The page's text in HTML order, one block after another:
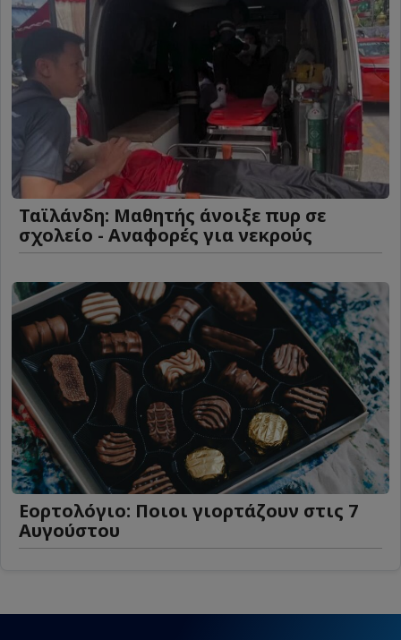
Ταϊλάνδη: Μαθητής άνοιξε πυρ σε
σχολείο - Αναφορές για νεκρούς
Εορτολόγιο: Ποιοι γιορτάζουν στις 7
Αυγούστου